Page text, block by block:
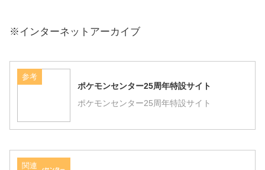
※インターネットアーカイブ
参考
ポケモンセンター25周年特設サイト
ポケモンセンター25周年特設サイト
関連